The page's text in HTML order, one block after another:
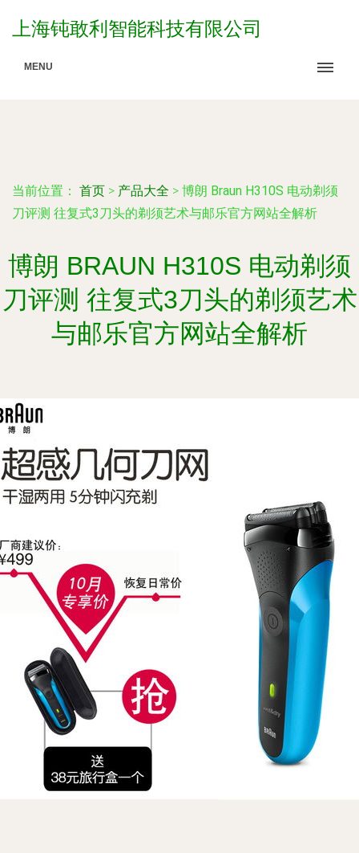
上海钝敢利智能科技有限公司
MENU
当前位置： 首页 > 产品大全 > 博朗 Braun H310S 电动剃须
刀评测 往复式3刀头的剃须艺术与邮乐官方网站全解析
博朗 BRAUN H310S 电动剃须
刀评测 往复式3刀头的剃须艺术
与邮乐官方网站全解析